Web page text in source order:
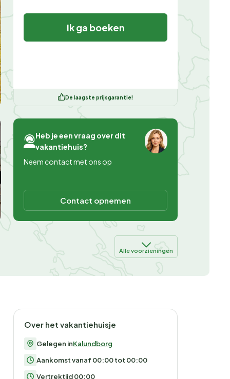
Ik ga boeken
De laagste prijsgarantie!
Heb je een vraag over dit
vakantiehuis?
Neem contact met ons op
Contact opnemen
Alle voorzieningen
Over het vakantiehuisje
Gelegen inKalundborg
Aankomst vanaf 00:00 tot 00:00
Vertrektijd 00:00